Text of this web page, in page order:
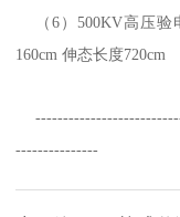
（6）500KV高压
160cm 伸态长度720cm
---------------